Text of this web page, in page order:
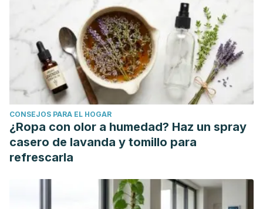
etiología y fisiopatología. Revista de neurología, 41(10),
Ramos-Jiménez J, Garduño-Torres B, Arias-Montaño JA.
Histamina y comunicación intercelular: 99 años de historia.
Rev Biomed. 2009;20(2):100-126.
Ripoll, J. (2001). Mocos y tos, el problema de cada día.
Infancia: educar de 0 a 6 años, (65), 35-39.
CONSEJOS PARA EL HOGAR
¿Ropa con olor a humedad? Haz un spray
casero de lavanda y tomillo para
refrescarla